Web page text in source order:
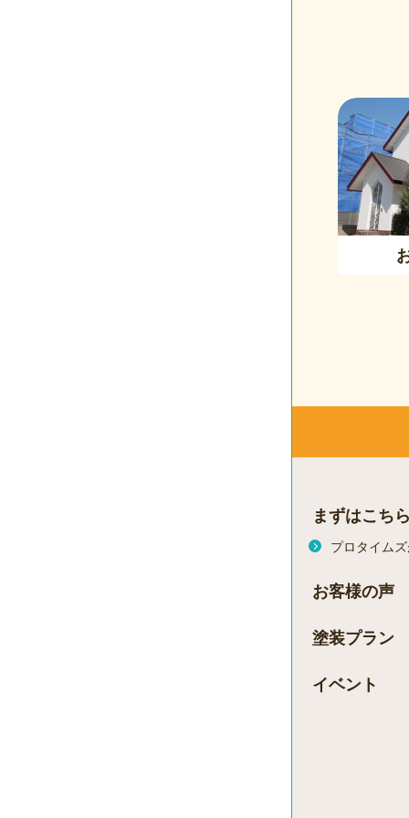
まずはこち
プロタイム
お客様の声
塗装プラン
イベント